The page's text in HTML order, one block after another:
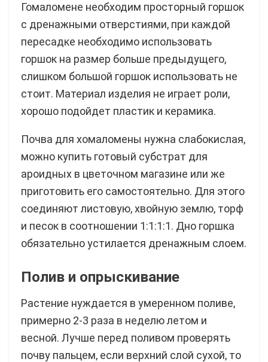
Гомаломене необходим просторный горшок
с дренажными отверстиями, при каждой
пересадке необходимо использовать
горшок на размер больше предыдущего,
слишком большой горшок использовать не
стоит. Материал изделия не играет роли,
хорошо подойдет пластик и керамика.
Почва для хомаломены нужна слабокислая,
можно купить готовый субстрат для
ароидных в цветочном магазине или же
приготовить его самостоятельно. Для этого
соединяют листовую, хвойную землю, торф
и песок в соотношении 1:1:1:1. Дно горшка
обязательно устилается дренажным слоем.
Полив и опрыскивание
Растение нуждается в умеренном поливе,
примерно 2-3 раза в неделю летом и
весной. Лучше перед поливом проверять
почву пальцем, если верхний слой сухой, то